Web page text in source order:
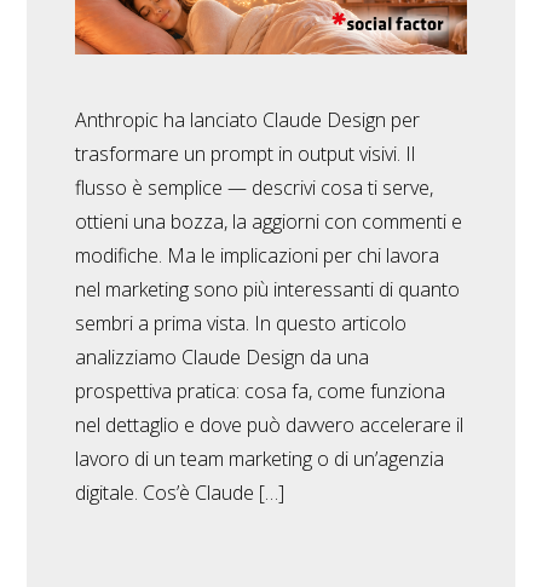
Anthropic ha lanciato Claude Design per
trasformare un prompt in output visivi. Il
flusso è semplice — descrivi cosa ti serve,
ottieni una bozza, la aggiorni con commenti e
modifiche. Ma le implicazioni per chi lavora
nel marketing sono più interessanti di quanto
sembri a prima vista. In questo articolo
analizziamo Claude Design da una
prospettiva pratica: cosa fa, come funziona
nel dettaglio e dove può davvero accelerare il
lavoro di un team marketing o di un’agenzia
digitale. Cos’è Claude […]